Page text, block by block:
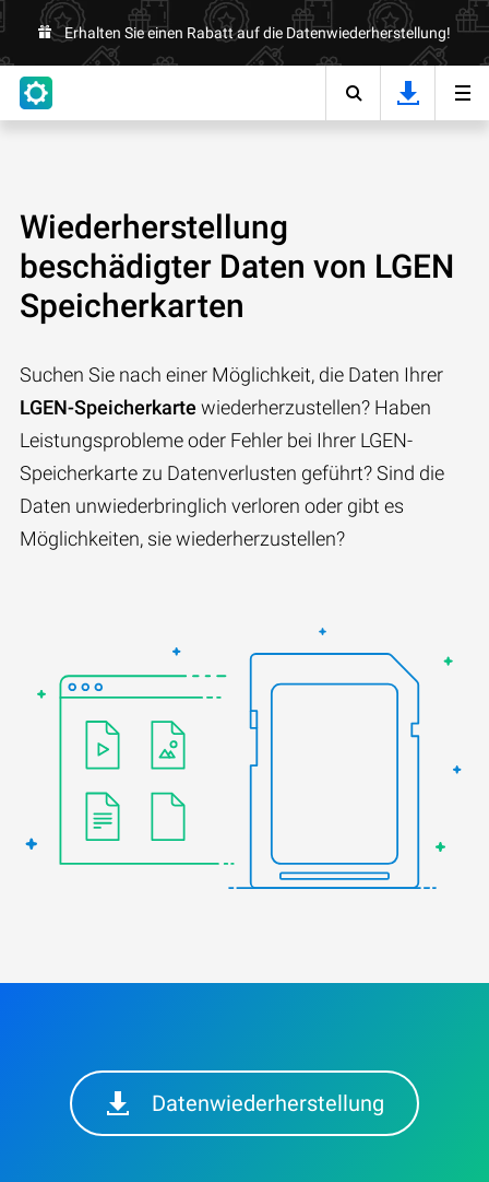
Erhalten Sie einen Rabatt auf die Datenwiederherstellung!
Wiederherstellung
beschädigter Daten von LGEN
Speicherkarten
Suchen Sie nach einer Möglichkeit, die Daten Ihrer
LGEN-Speicherkarte wiederherzustellen? Haben
Leistungsprobleme oder Fehler bei Ihrer LGEN-
Speicherkarte zu Datenverlusten geführt? Sind die
Daten unwiederbringlich verloren oder gibt es
Möglichkeiten, sie wiederherzustellen?
Datenwiederherstellung